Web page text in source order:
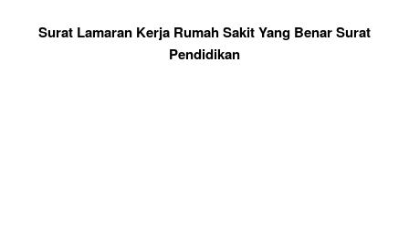
Surat Lamaran Kerja Rumah Sakit Yang Benar Surat
Pendidikan